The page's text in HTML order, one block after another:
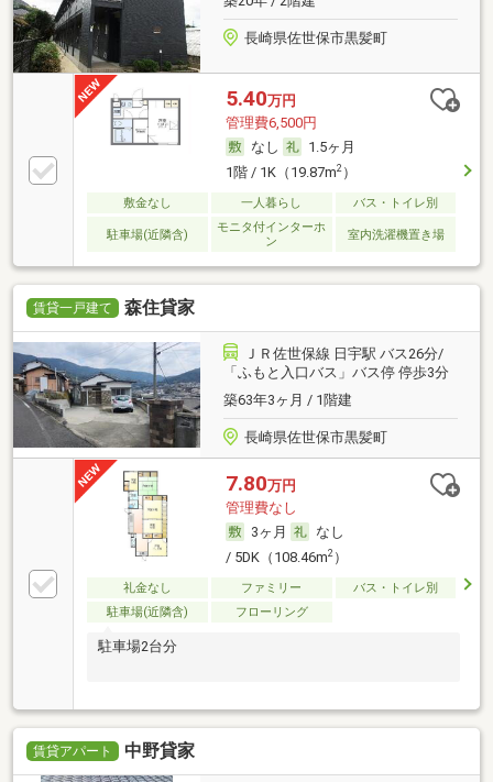
長崎県佐世保市黒髪町
5.40万円
管理費6,500円
なし
1.5ヶ月
1階 / 1K（19.87m2）
敷金なし 一人暮らし バス・トイレ別
駐車場(近隣含)
モニタ付インターホ
ン
室内洗濯機置き場
賃貸一戸建て 森住貸家
ＪＲ佐世保線 日宇駅 バス26分/
「ふもと入口バス」バス停 停歩3分
築63年3ヶ月 / 1階建
長崎県佐世保市黒髪町
7.80万円
管理費なし
3ヶ月
なし
/ 5DK（108.46m2）
礼金なし ファミリー
バス・トイレ別
駐車場(近隣含)
フローリング
駐車場2台分
賃貸アパート 中野貸家